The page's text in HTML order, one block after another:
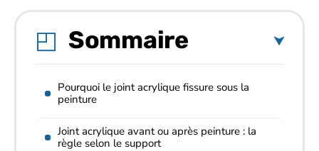
Sommaire
Pourquoi le joint acrylique fissure sous la
peinture
Joint acrylique avant ou après peinture : la
règle selon le support